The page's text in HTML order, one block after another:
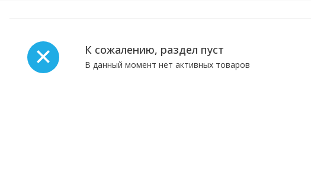
К сожалению, раздел пуст
В данный момент нет активных товаров